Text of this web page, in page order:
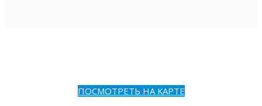
ПОСМОТРЕТЬ НА КАРТЕ